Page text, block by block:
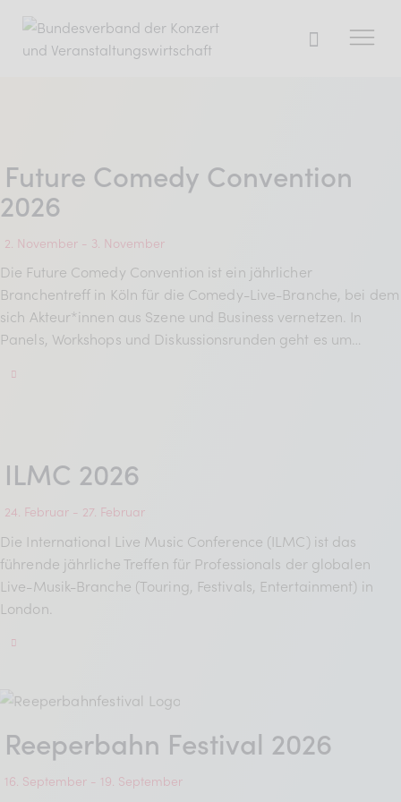
Future Comedy Convention
2026
2. November - 3. November
Die Future Comedy Convention ist ein jährlicher
Branchentreff in Köln für die Comedy-Live-Branche, bei dem
sich Akteur*innen aus Szene und Business vernetzen. In
Panels, Workshops und Diskussionsrunden geht es um…
ILMC 2026
24. Februar - 27. Februar
Die International Live Music Conference (ILMC) ist das
führende jährliche Treffen für Professionals der globalen
Live-Musik-Branche (Touring, Festivals, Entertainment) in
London.
Reeperbahn Festival 2026
16. September - 19. September
Themen & Markt
Presse
Services
Mitglied werden
Mitgliederbereich
Services
Geldwerte Vorteile und
Rabatte
BDKV Female Voice